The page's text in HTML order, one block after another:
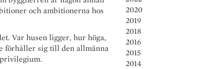
och ambitionerna hos
Var husen ligger, hur höga,
förhåller sig till den allmänna
2020
2019
2018
2016
2015
2014